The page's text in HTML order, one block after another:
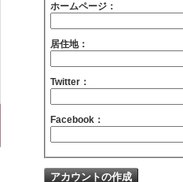
ホームページ：
居住地：
Twitter：
Facebook：